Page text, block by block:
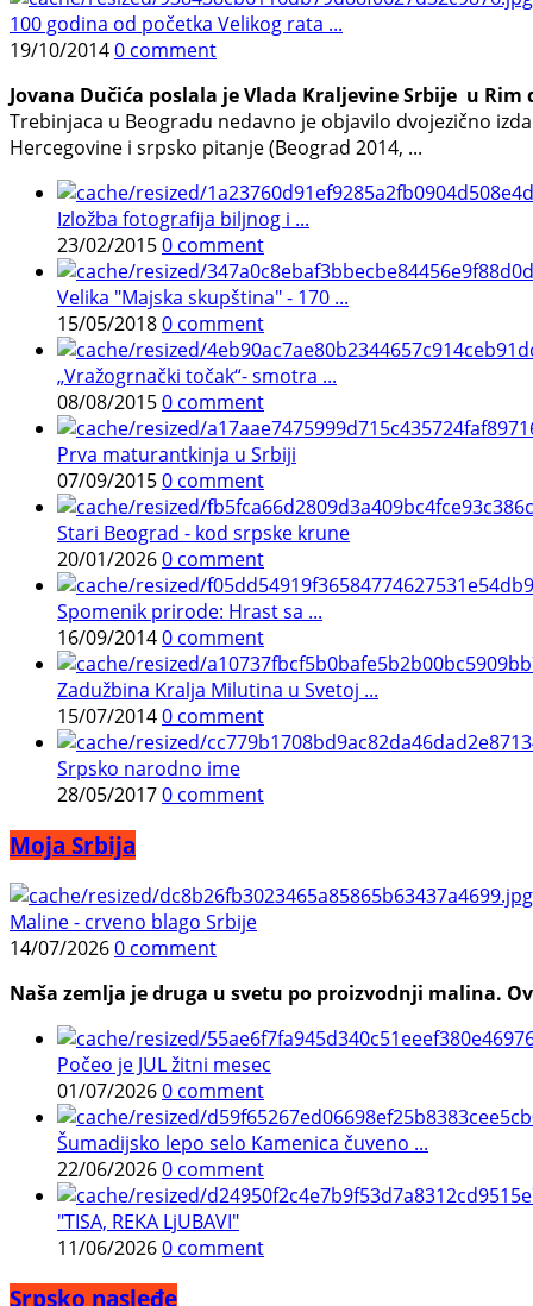
100 godina od početka Velikog rata ...
19/10/20140 comment
Jovana Dučića poslala je Vlada Kraljevine Srbije u
Trebinjaca u Beogradu nedavno je objavilo dvojezično
Hercegovine i srpsko pitanje (Beograd 2014, ...
Izložba fotografija biljnog i ...
23/02/20150 comment
Velika "Majska skupština" - 170 ...
15/05/20180 comment
„Vražogrnački točak“- smotra ...
08/08/20150 comment
Prva maturantkinja u Srbiji
07/09/20150 comment
Stari Beograd - kod srpske krune
20/01/20260 comment
Spomenik prirode: Hrast sa ...
16/09/20140 comment
Zadužbina Kralja Milutina u Svetoj ...
15/07/20140 comment
Srpsko narodno ime
28/05/20170 comment
Moja Srbija
Maline - crveno blago Srbije
14/07/20260 comment
Naša zemlja je druga u svetu po proizvodnji malina.
Počeo je JUL žitni mesec
01/07/20260 comment
Šumadijsko lepo selo Kamenica čuveno ...
22/06/20260 comment
"TISA, REKA LjUBAVI"
11/06/20260 comment
Srpsko nasleđe